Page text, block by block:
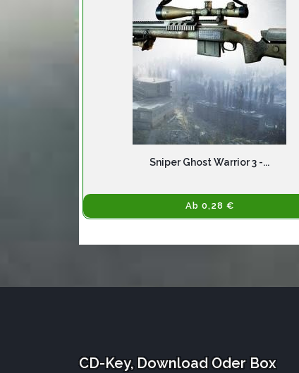
Sniper Ghost Warrior 3 -...
Ab 0,28 €
CD-Key, Download Oder Box